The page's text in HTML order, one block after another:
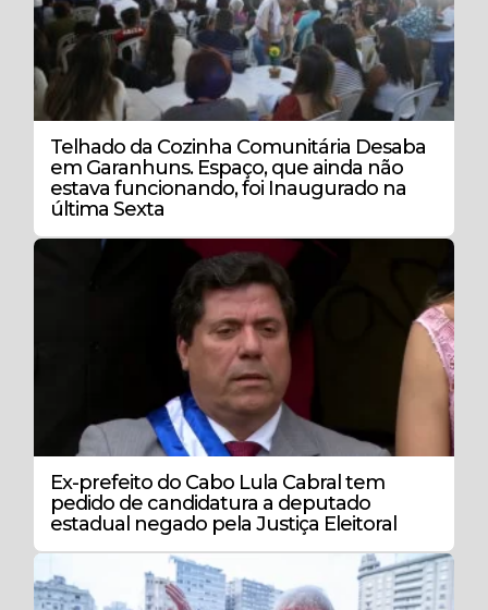
Telhado da Cozinha Comunitária Desaba
em Garanhuns. Espaço, que ainda não
estava funcionando, foi Inaugurado na
última Sexta
Ex-prefeito do Cabo Lula Cabral tem
pedido de candidatura a deputado
estadual negado pela Justiça Eleitoral